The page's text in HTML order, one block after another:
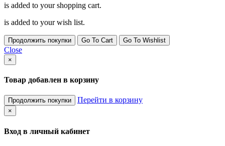
is added to your shopping cart.
is added to your wish list.
Продолжить покупки Go To Cart Go To Wishlist
Close
×
Товар добавлен в корзину
Продолжить покупки Перейти в корзину
×
Вход в личный кабинет